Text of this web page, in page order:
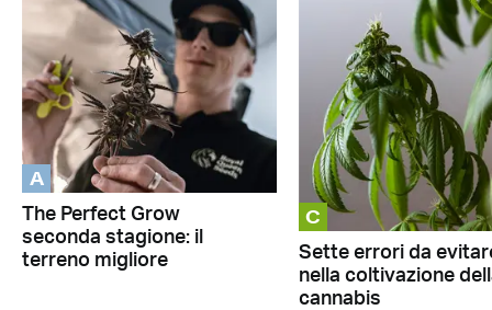
A
The Perfect Grow
seconda stagione: il
terreno migliore
C
Sette errori da
nella coltivazione
cannabis